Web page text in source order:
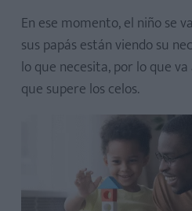
En ese momento, el niño se
sus papás están viendo su
lo que necesita, por lo que
que supere los celos.